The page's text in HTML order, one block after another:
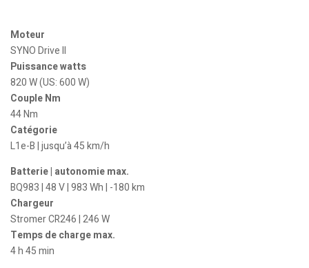
Moteur
SYNO Drive II
Puissance watts
820 W (US: 600 W)
Couple Nm
44 Nm
Catégorie
L1e-B | jusqu’à 45 km/h
Batterie | autonomie max.
BQ983 | 48 V | 983 Wh | -180 km
Chargeur
Stromer CR246 | 246 W
Temps de charge max.
4 h 45 min